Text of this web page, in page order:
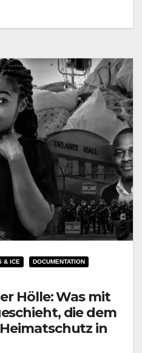
& ICE DOCUMENTATION
Hölle: Was mit
die dem
in